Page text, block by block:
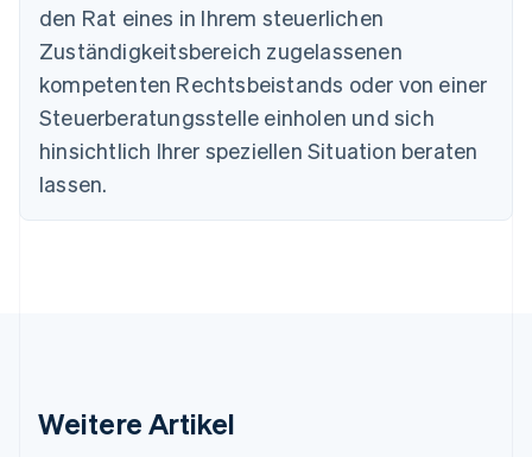
den Rat eines in Ihrem steuerlichen
Zuständigkeitsbereich zugelassenen
kompetenten Rechtsbeistands oder von einer
Steuerberatungsstelle einholen und sich
hinsichtlich Ihrer speziellen Situation beraten
lassen.
Weitere Artikel
Dänemark
Deutschland
DeutschEnglish
Estland
English
Festlandchina
简体中文
EnglishSvenska
English